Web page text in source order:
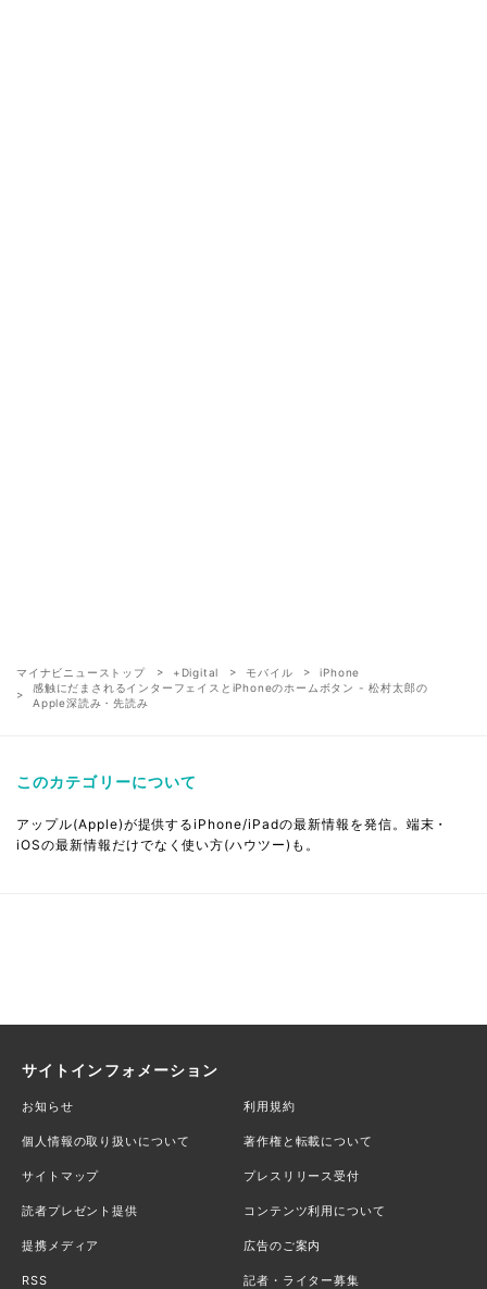
マイナビニューストップ +Digital モバイル
iPhone
感触にだまされるインターフェイスとiPhoneのホームボタン - 松村太郎の
Apple深読み・先読み
このカテゴリーについて
アップル(Apple)が提供するiPhone/iPadの最新情報を発信。端末・
iOSの最新情報だけでなく使い方(ハウツー)も。
サイトインフォメーション
お知らせ 利用規約
個人情報の取り扱いについて 著作権と転載について
サイトマップ プレスリリース受付
読者プレゼント提供 コンテンツ利用について
提携メディア 広告のご案内
RSS 記者・ライター募集